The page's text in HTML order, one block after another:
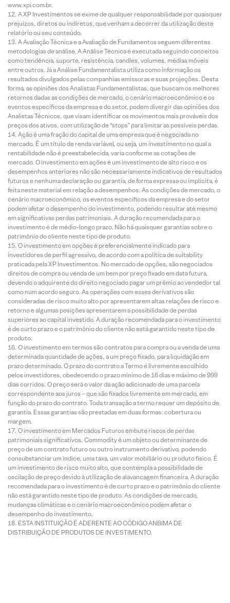
www.xpi.com.br.
A XP Investimentos se exime de qualquer responsabilidade por quaisquer
prejuízos, diretos ou indiretos, que venham a decorrer da utilização deste
relatório ou seu conteúdo.
A Avaliação Técnica e a Avaliação de Fundamentos seguem diferentes
metodologias de análise. A Análise Técnica é executada seguindo conceitos
como tendência, suporte, resistência, candles, volumes, médias móveis
entre outros. Já a Análise Fundamentalista utiliza como informação os
resultados divulgados pelas companhias emissoras e suas projeções. Desta
forma, as opiniões dos Analistas Fundamentalistas, que buscam os melhores
retornos dadas as condições de mercado, o cenário macroeconômico e os
eventos específicos da empresa e do setor, podem divergir das opiniões dos
Analistas Técnicos, que visam identificar os movimentos mais prováveis dos
preços dos ativos, com utilização de “stops” para limitar as possíveis perdas.
Ação é uma fração do capital de uma empresa que é negociada no
mercado. É um título de renda variável, ou seja, um investimento no qual a
rentabilidade não é preestabelecida, varia conforme as cotações de
mercado. O investimento em ações é um investimento de alto risco e os
desempenhos anteriores não são necessariamente indicativos de resultados
futuros e nenhuma declaração ou garantia, de forma expressa ou implícita, é
feita neste material em relação a desempenhos. As condições de mercado, o
cenário macroeconômico, os eventos específicos da empresa e do setor
podem afetar o desempenho do investimento, podendo resultar até mesmo
em significativas perdas patrimoniais. A duração recomendada para o
investimento é de médio-longo prazo. Não há quaisquer garantias sobre o
patrimônio do cliente neste tipo de produto.
O investimento em opções é preferencialmente indicado para
investidores de perfil agressivo, de acordo com a política de suitability
praticada pela XP Investimentos. No mercado de opções, são negociados
direitos de compra ou venda de um bem por preço fixado em data futura,
devendo o adquirente do direito negociado pagar um prêmio ao vendedor tal
como num acordo seguro. As operações com esses derivativos são
consideradas de risco muito alto por apresentarem altas relações de risco e
retorno e algumas posições apresentarem a possibilidade de perdas
superiores ao capital investido. A duração recomendada para o investimento
é de curto prazo e o patrimônio do cliente não está garantido neste tipo de
produto.
O investimento em termos são contratos para compra ou a venda de uma
determinada quantidade de ações, a um preço fixado, para liquidação em
prazo determinado. O prazo do contrato a Termo é livremente escolhido
pelos investidores, obedecendo o prazo mínimo de 16 dias e máximo de 999
dias corridos. O preço será o valor da ação adicionado de uma parcela
correspondente aos juros – que são fixados livremente em mercado, em
função do prazo do contrato. Toda transação a termo requer um depósito de
garantia. Essas garantias são prestadas em duas formas: cobertura ou
margem.
O investimento em Mercados Futuros embute riscos de perdas
patrimoniais significativos. Commodity é um objeto ou determinante de
preço de um contrato futuro ou outro instrumento derivativo, podendo
consubstanciar um índice, uma taxa, um valor mobiliário ou produto físico. É
um investimento de risco muito alto, que contempla a possibilidade de
oscilação de preço devido à utilização de alavancagem financeira. A duração
recomendada para o investimento é de curto prazo e o patrimônio do cliente
não está garantido neste tipo de produto. As condições de mercado,
mudanças climáticas e o cenário macroeconômico podem afetar o
desempenho do investimento.
ESTA INSTITUIÇÃO É ADERENTE AO CÓDIGO ANBIMA DE
DISTRIBUIÇÃO DE PRODUTOS DE INVESTIMENTO.